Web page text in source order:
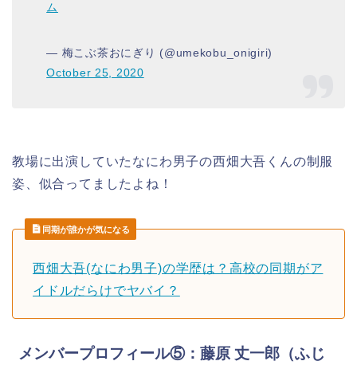
ム
— 梅こぶ茶おにぎり (@umekobu_onigiri)
October 25, 2020
教場に出演していたなにわ男子の西畑大吾くんの制服
姿、似合ってましたよね！
同期が誰かが気になる
西畑大吾(なにわ男子)の学歴は？高校の同期がア
イドルだらけでヤバイ？
メンバープロフィール⑤：藤原 丈一郎（ふじ